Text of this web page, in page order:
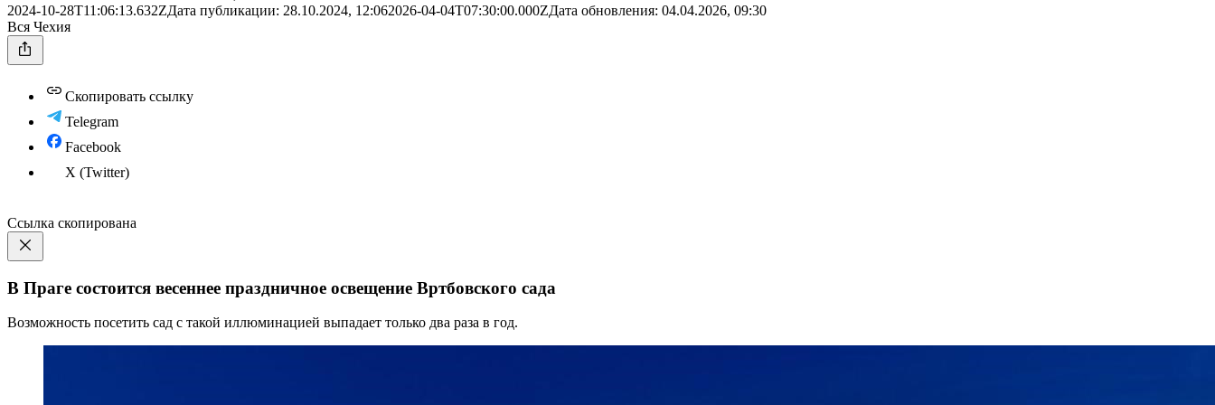
2024-10-28T11:06:13.632ZДата публикации: 28.10.2024, 12:062026-04-04T07:30:00.000ZДата обновления: 04.04.2026, 09:30
Вся Чехия
Скопировать ссылку
Telegram
Facebook
X (Twitter)
Ссылка скопирована
В Праге состоится весеннее праздничное освещение Вртбовского сада
Возможность посетить сад с такой иллюминацией выпадает только два раза в год.